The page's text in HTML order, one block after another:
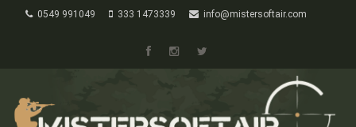
0549 991049 333 1473339 info@mistersoftair.com